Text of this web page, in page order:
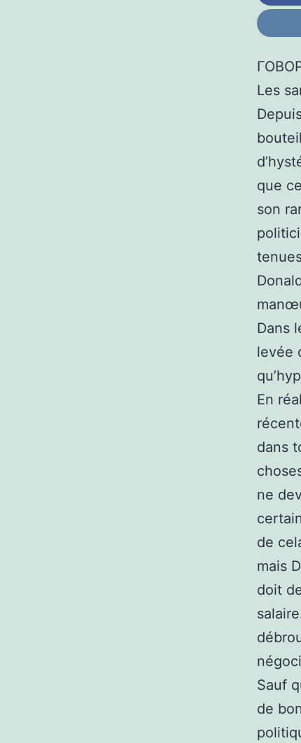
Les
que
son
Dans
levée
En
dans
ne
de
mais
doit
Sauf
de